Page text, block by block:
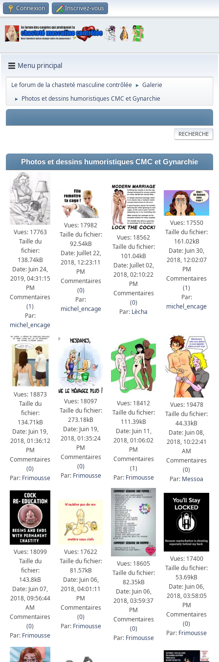
Connexion Inscrivez-vous
Menu principal
Le forum de la chasteté masculine contrôlée ► Galerie
► Photos et dessins humoristiques CMC et Gynarchie
RECHERCHE
Photos et dessins humoristiques CMC et Gynarchie
Vues: 17763
Taille du
fichier:
138.74kB
Date: Juin 24,
2019, 04:31:15
PM
Commentaires
(1)
Par:
michel_encage
Vues: 17982
Taille du fichier:
92.54kB
Date: Juillet 22,
2018, 12:23:11
PM
Commentaires
(0)
Par:
michel_encage
Vues: 18562
Taille du fichier:
101.04kB
Date: Juillet 02,
2018, 02:10:22
PM
Commentaires
(0)
Par: Lècha
Vues: 17550
Taille du fichier:
161.02kB
Date: Juin 30,
2018, 12:02:07
PM
Commentaires
(1)
Par:
michel_encage
Vues: 18873
Taille du
fichier:
134.71kB
Date: Juin 19,
2018, 01:36:12
PM
Commentaires
(0)
Par: Frimousse
Vues: 18097
Taille du fichier:
273.18kB
Date: Juin 19,
2018, 01:35:24
PM
Commentaires
(0)
Par: Frimousse
Vues: 18412
Taille du fichier:
111.39kB
Date: Juin 11,
2018, 01:06:02
PM
Commentaires
(1)
Par: Frimousse
Vues: 19478
Taille du fichier:
44.33kB
Date: Juin 08,
2018, 10:22:41
AM
Commentaires
(0)
Par: Messoa
Vues: 18099
Taille du
fichier:
143.8kB
Date: Juin 07,
2018, 09:56:44
AM
Commentaires
(0)
Par: Frimousse
Vues: 17622
Taille du fichier:
81.57kB
Date: Juin 06,
2018, 04:01:11
PM
Commentaires
(0)
Par: Frimousse
Vues: 18605
Taille du fichier:
82.35kB
Date: Juin 06,
2018, 03:59:37
PM
Commentaires
(0)
Par: Frimousse
Vues: 17400
Taille du fichier:
53.69kB
Date: Juin 06,
2018, 03:58:05
PM
Commentaires
(0)
Par: Frimousse